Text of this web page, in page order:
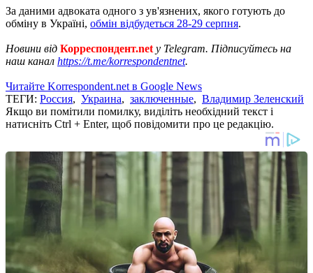
За даними адвоката одного з ув'язнених, якого готують до
обміну в Україні, обмін відбудеться 28-29 серпня.
Новини від Корреспондент.net у Telegram. Підписуйтесь на
наш канал https://t.me/korrespondentnet.
Читайте Korrespondent.net в Google News
ТЕГИ: Россия, Украина, заключенные, Владимир Зеленский
Якщо ви помітили помилку, виділіть необхідний текст і
натисніть Ctrl + Enter, щоб повідомити про це редакцію.